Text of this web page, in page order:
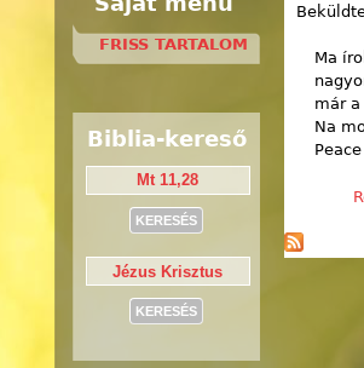
Ma
már
Na
Peace
FRISS TARTALOM
Biblia-kereső